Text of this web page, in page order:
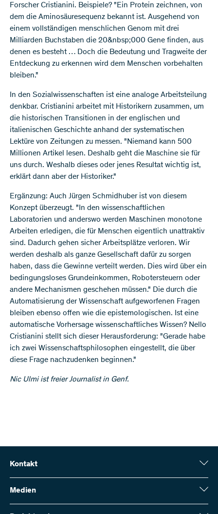
Forscher Cristianini. Beispiele? "Ein Protein zeichnen, von
dem die Aminosäuresequenz bekannt ist. Ausgehend von
einem vollständigen menschlichen Genom mit drei
Milliarden Buchstaben die 20&nbsp;000 Gene finden, aus
denen es besteht … Doch die Bedeutung und Tragweite der
Entdeckung zu erkennen wird dem Menschen vorbehalten
bleiben."
In den Sozialwissenschaften ist eine analoge Arbeitsteilung
denkbar. Cristianini arbeitet mit Historikern zusammen, um
die historischen Transitionen in der englischen und
italienischen Geschichte anhand der systematischen
Lektüre von Zeitungen zu messen. "Niemand kann 500
Millionen Artikel lesen. Deshalb geht die Maschine sie für
uns durch. Weshalb dieses oder jenes Resultat wichtig ist,
erklärt dann aber der Historiker."
Ergänzung: Auch Jürgen Schmidhuber ist von diesem
Konzept überzeugt. "In den wissenschaftlichen
Laboratorien und anderswo werden Maschinen monotone
Arbeiten erledigen, die für Menschen eigentlich unattraktiv
sind. Dadurch gehen sicher Arbeitsplätze verloren. Wir
werden deshalb als ganze Gesellschaft dafür zu sorgen
haben, dass die Gewinne verteilt werden. Dies wird über ein
bedingungsloses Grundeinkommen, Robotersteuern oder
andere Mechanismen geschehen müssen." Die durch die
Automatisierung der Wissenschaft aufgeworfenen Fragen
bleiben ebenso offen wie die epistemologischen. Ist eine
automatische Vorhersage wissenschaftliches Wissen? Nello
Cristianini stellt sich dieser Herausforderung: "Gerade habe
ich zwei Wissenschaftsphilosophen eingestellt, die über
diese Frage nachzudenken beginnen."
Nic Ulmi ist freier Journalist in Genf.
Kontakt
Schweizerischer Nationalfonds (SNF)
Wildhainweg 3
Medien
Medienauskünfte